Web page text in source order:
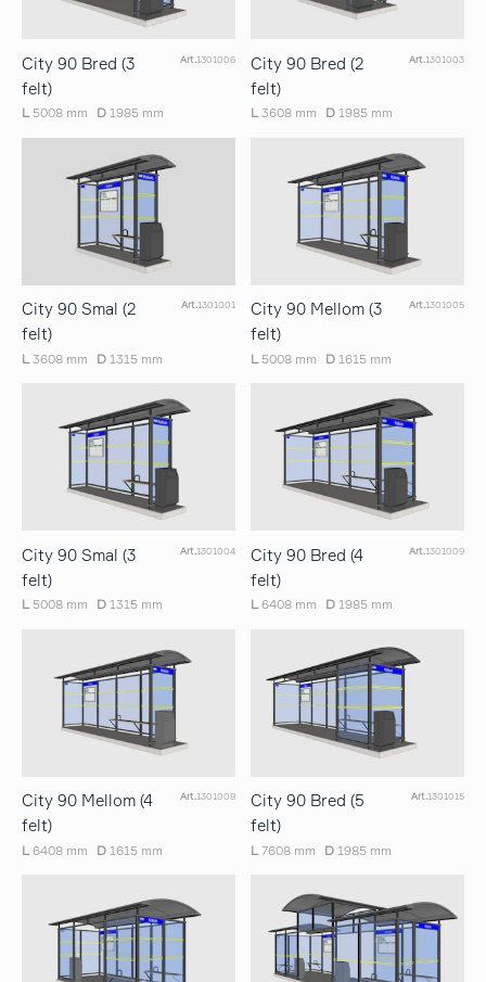
City 90 Bred (3
felt)
Art.1301006
L 5008 mm D 1985 mm
City 90 Bred (2
felt)
Art.1301003
L 3608 mm D 1985 mm
City 90 Smal (2
felt)
Art.1301001
L 3608 mm D 1315 mm
City 90 Mellom (3
felt)
Art.1301005
L 5008 mm D 1615 mm
City 90 Smal (3
felt)
Art.1301004
L 5008 mm D 1315 mm
City 90 Bred (4
felt)
Art.1301009
L 6408 mm D 1985 mm
City 90 Mellom (4
felt)
Art.1301008
L 6408 mm D 1615 mm
City 90 Bred (5
felt)
Art.1301015
L 7608 mm D 1985 mm